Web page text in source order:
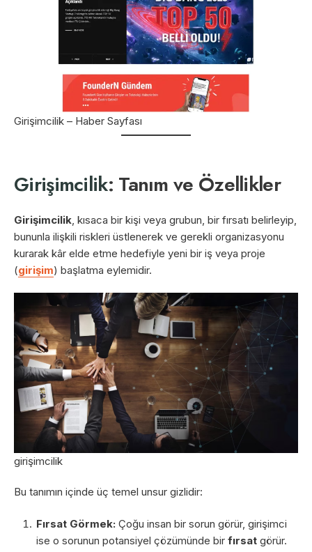
Girişimcilik – Haber Sayfası
Girişimcilik: Tanım ve Özellikler
Girişimcilik, kısaca bir kişi veya grubun, bir fırsatı belirleyip,
bununla ilişkili riskleri üstlenerek ve gerekli organizasyonu
kurarak kâr elde etme hedefiyle yeni bir iş veya proje
(girişim) başlatma eylemidir.
girişimcilik
Bu tanımın içinde üç temel unsur gizlidir:
Fırsat Görmek: Çoğu insan bir sorun görür, girişimci
ise o sorunun potansiyel çözümünde bir fırsat görür.